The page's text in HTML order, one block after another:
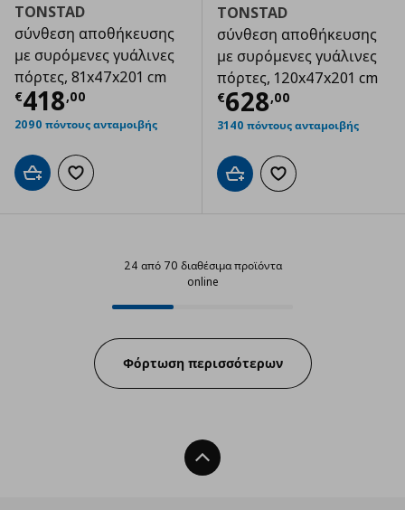
TONSTAD
σύνθεση αποθήκευσης
με συρόμενες γυάλινες
πόρτες, 81x47x201 cm
€418,00
Τρέχουσα τιμή € 418,00
2090 πόντους ανταμοιβής
Προσθήκη στο καλάθι
Προσθήκη στα αγαπημένα
TONSTAD
σύνθεση αποθήκευσης
με συρόμενες γυάλινες
πόρτες, 120x47x201 cm
€628,00
Τρέχουσα
3140 πόντους ανταμοιβής
Προσθήκη στο καλάθι
Προσθήκη στα
24 από 70 διαθέσιμα προϊόντα
online
24 από 70 διαθέσιμα προϊόντα
Progress:
Φόρτωση περισσότερων
Back To Top